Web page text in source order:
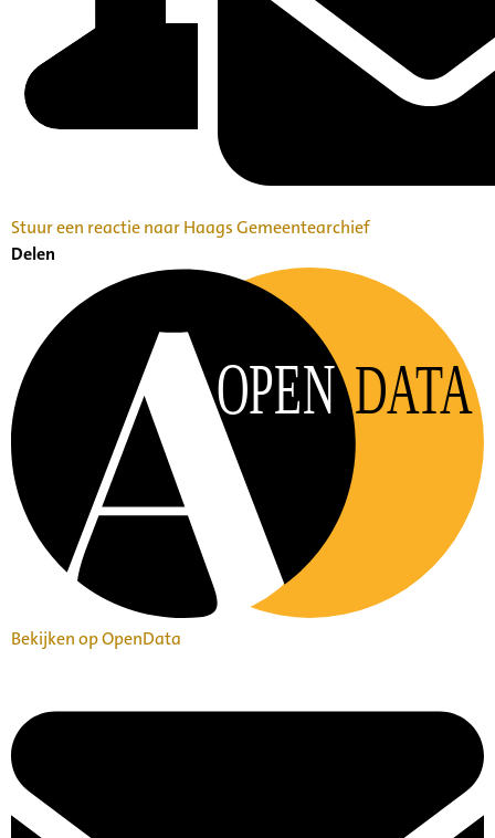
Stuur een reactie naar Haags Gemeentearchief
Delen
OPEN DATA
Bekijken op OpenData